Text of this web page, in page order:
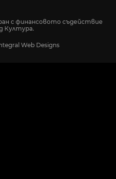
с финансовото съдействие
Култура.
Web Designs